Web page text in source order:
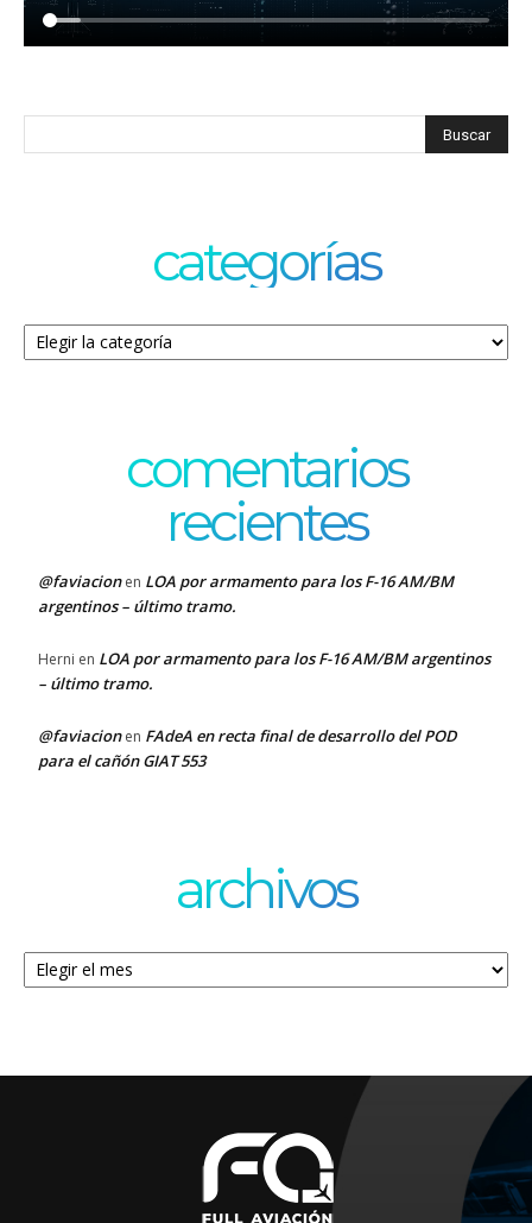
categorías
Categorías
comentarios
recientes
@faviacionen LOA por armamento para los F-16 AM/BM
argentinos – último tramo.
Herni en LOA por armamento para los F-16 AM/BM argentinos
– último tramo.
@faviacionen FAdeA en recta final de desarrollo del POD
para el cañón GIAT 553
archivos
Archivos